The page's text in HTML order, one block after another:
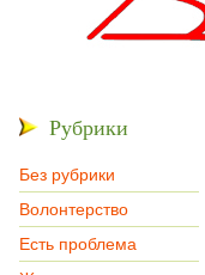
Рубрики
Без рубрики
Волонтерство
Есть проблема